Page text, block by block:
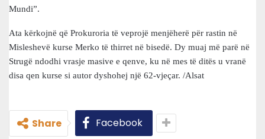
Mundi”.
Ata kërkojnë që Prokuroria të veprojë menjëherë për rastin në
Misleshevë kurse Merko të thirret në bisedë. Dy muaj më parë në
Strugë ndodhi vrasje masive e qenve, ku në mes të ditës u vranë
disa qen kurse si autor dyshohej një 62-vjeçar. /Alsat
Share Facebook